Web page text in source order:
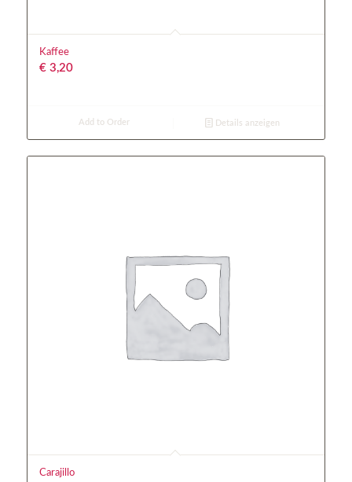
Kaffee
€3,20
Add to Order Details anzeigen
Carajillo